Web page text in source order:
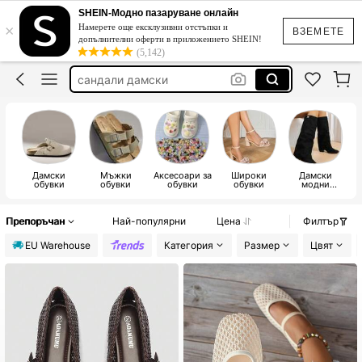
ВЗЕМЕТЕ
×
SHEIN-Модно пазаруване онлайн
Намерете още ексклузивни отстъпки и
допълнителни оферти в приложението SHEIN!
(5,142)
токчета
чехли
сандали
сандали дамски
токчета
Дамски
обувки
Мъжки
обувки
Аксесоари за
обувки
Широки
обувки
Дамски
модни
Препоръчан Най-популярни Цена
Филтър
EU Warehouse
Категория Размер Цвят